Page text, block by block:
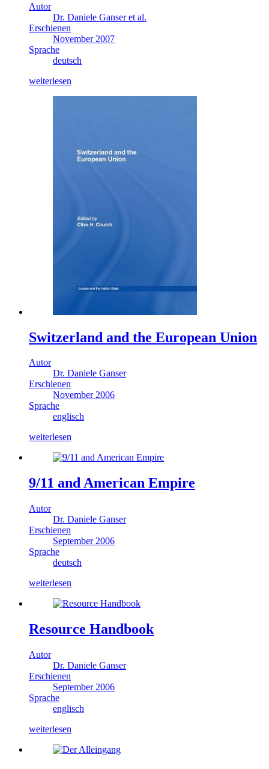
Autor
Dr. Daniele Ganser et al.
Erschienen
November 2007
Sprache
deutsch
weiterlesen
Switzerland and the European Union
Autor
Dr. Daniele Ganser
Erschienen
November 2006
Sprache
englisch
weiterlesen
9/11 and American Empire
Autor
Dr. Daniele Ganser
Erschienen
September 2006
Sprache
deutsch
weiterlesen
Resource Handbook
Autor
Dr. Daniele Ganser
Erschienen
September 2006
Sprache
englisch
weiterlesen